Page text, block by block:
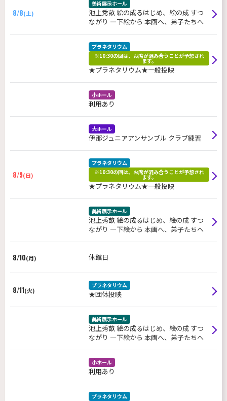
8/8(土)
美術展示ホール
池上秀畝 絵の成るはじめ、絵の成 すつ
ながり ―下絵から 本画へ、弟子たちへ
プラネタリウム
※10:30の回は、お席が混み合うことが予想され
ます。
★プラネタリウム★一般投映
小ホール
利用あり
大ホール
伊那ジュニアアンサンブル クラブ練習
8/9(日)
プラネタリウム
※10:30の回は、お席が混み合うことが予想され
ます。
★プラネタリウム★一般投映
美術展示ホール
池上秀畝 絵の成るはじめ、絵の成 すつ
ながり ―下絵から 本画へ、弟子たちへ
8/10(月) 休館日
8/11(火)
プラネタリウム
★団体投映
美術展示ホール
池上秀畝 絵の成るはじめ、絵の成 すつ
ながり ―下絵から 本画へ、弟子たちへ
小ホール
利用あり
プラネタリウム